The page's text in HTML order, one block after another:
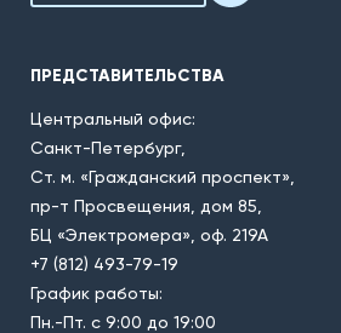
ПРЕДСТАВИТЕЛЬСТВА
Центральный офис:
Санкт-Петербург,
Ст. м. «Гражданский проспект»,
пр-т Просвещения, дом 85,
БЦ «Электромера», оф. 219А
+7 (812) 493-79-19
График работы:
Пн.-Пт. с 9:00 до 19:00